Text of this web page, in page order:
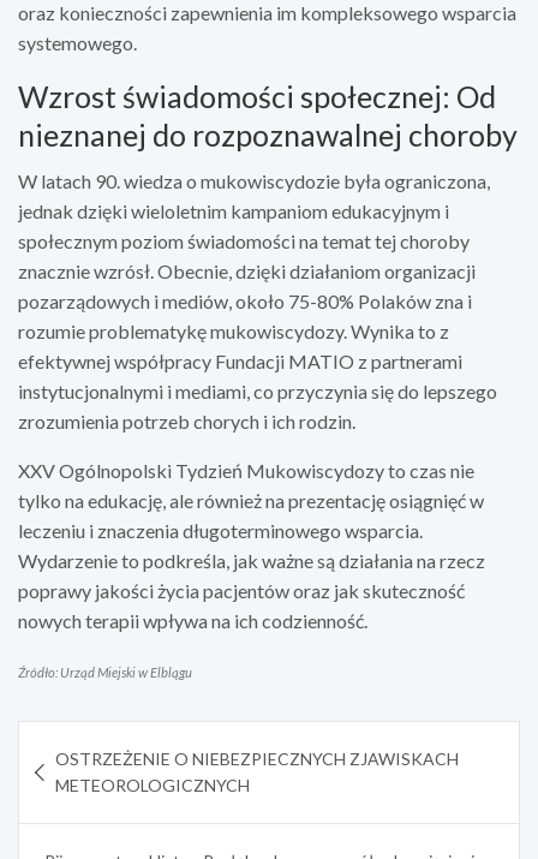
oraz konieczności zapewnienia im kompleksowego wsparcia
systemowego.
Wzrost świadomości społecznej: Od
nieznanej do rozpoznawalnej choroby
W latach 90. wiedza o mukowiscydozie była ograniczona,
jednak dzięki wieloletnim kampaniom edukacyjnym i
społecznym poziom świadomości na temat tej choroby
znacznie wzrósł. Obecnie, dzięki działaniom organizacji
pozarządowych i mediów, około 75-80% Polaków zna i
rozumie problematykę mukowiscydozy. Wynika to z
efektywnej współpracy Fundacji MATIO z partnerami
instytucjonalnymi i mediami, co przyczynia się do lepszego
zrozumienia potrzeb chorych i ich rodzin.
XXV Ogólnopolski Tydzień Mukowiscydozy to czas nie
tylko na edukację, ale również na prezentację osiągnięć w
leczeniu i znaczenia długoterminowego wsparcia.
Wydarzenie to podkreśla, jak ważne są działania na rzecz
poprawy jakości życia pacjentów oraz jak skuteczność
nowych terapii wpływa na ich codzienność.
Źródło: Urząd Miejski w Elblągu
wpisu
OSTRZEŻENIE O NIEBEZPIECZNYCH ZJAWISKACH
METEOROLOGICZNYCH